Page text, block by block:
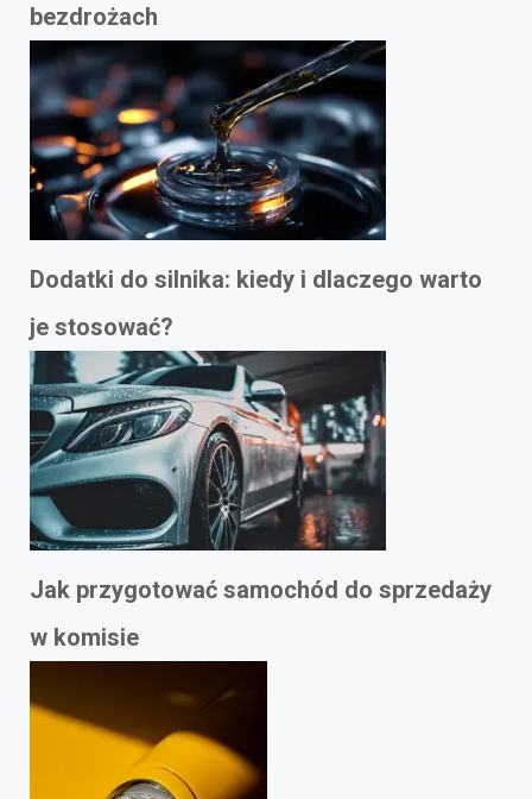
bezdrożach
Dodatki do silnika: kiedy i dlaczego warto
je stosować?
Jak przygotować samochód do sprzedaży
w komisie